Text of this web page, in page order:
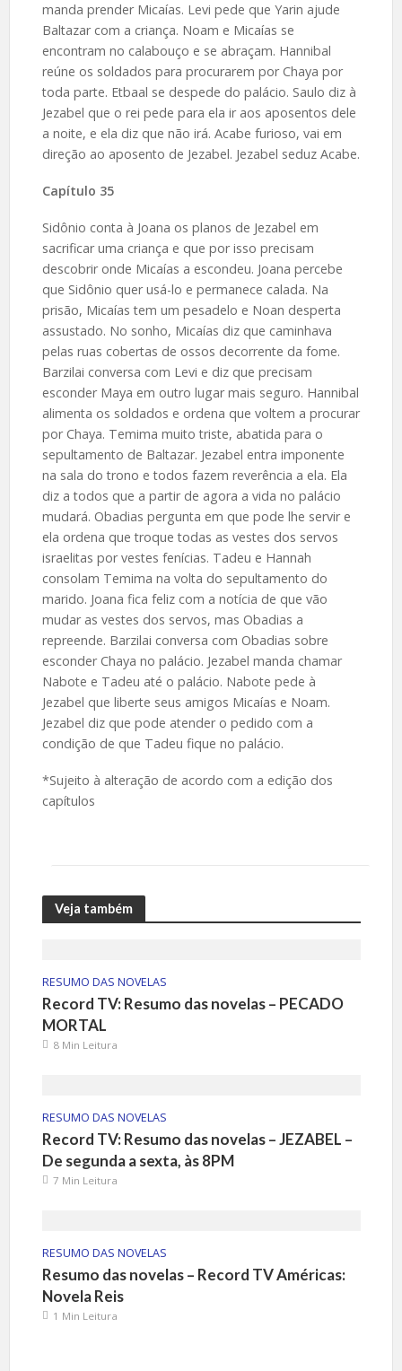
manda prender Micaías. Levi pede que Yarin ajude
Baltazar com a criança. Noam e Micaías se
encontram no calabouço e se abraçam. Hannibal
reúne os soldados para procurarem por Chaya por
toda parte. Etbaal se despede do palácio. Saulo diz à
Jezabel que o rei pede para ela ir aos aposentos dele
a noite, e ela diz que não irá. Acabe furioso, vai em
direção ao aposento de Jezabel. Jezabel seduz Acabe.
Capítulo 35
Sidônio conta à Joana os planos de Jezabel em
sacrificar uma criança e que por isso precisam
descobrir onde Micaías a escondeu. Joana percebe
que Sidônio quer usá-lo e permanece calada. Na
prisão, Micaías tem um pesadelo e Noan desperta
assustado. No sonho, Micaías diz que caminhava
pelas ruas cobertas de ossos decorrente da fome.
Barzilai conversa com Levi e diz que precisam
esconder Maya em outro lugar mais seguro. Hannibal
alimenta os soldados e ordena que voltem a procurar
por Chaya. Temima muito triste, abatida para o
sepultamento de Baltazar. Jezabel entra imponente
na sala do trono e todos fazem reverência a ela. Ela
diz a todos que a partir de agora a vida no palácio
mudará. Obadias pergunta em que pode lhe servir e
ela ordena que troque todas as vestes dos servos
israelitas por vestes fenícias. Tadeu e Hannah
consolam Temima na volta do sepultamento do
marido. Joana fica feliz com a notícia de que vão
mudar as vestes dos servos, mas Obadias a
repreende. Barzilai conversa com Obadias sobre
esconder Chaya no palácio. Jezabel manda chamar
Nabote e Tadeu até o palácio. Nabote pede à
Jezabel que liberte seus amigos Micaías e Noam.
Jezabel diz que pode atender o pedido com a
condição de que Tadeu fique no palácio.
*Sujeito à alteração de acordo com a edição dos
capítulos
Veja também
RESUMO DAS NOVELAS
Record TV: Resumo das novelas – PECADO
MORTAL
8 Min Leitura
RESUMO DAS NOVELAS
Record TV: Resumo das novelas – JEZABEL –
De segunda a sexta, às 8PM
7 Min Leitura
RESUMO DAS NOVELAS
Resumo das novelas – Record TV Américas:
Novela Reis
1 Min Leitura